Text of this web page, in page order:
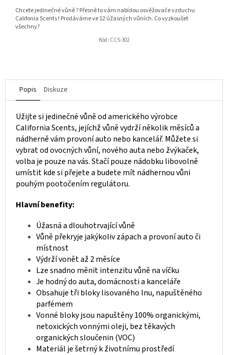
Chcete jedinečné vůně ? Přesně to vám nabídou osvěžovače vzduchu
Califonia Scents ! Prodáváme ve 12 úžasných vůních. Co vyzkoušet
všechny?
Kód: CCS-302
Popis Diskuze
Užijte si jedinečné vůně od amerického výrobce
California Scents, jejíchž vůně vydrží několik měsíců a
nádherně vám provoní auto nebo kancelář. Můžete si
vybrat od ovocných vůní, nového auta nebo žvýkaček,
volba je pouze na vás. Stačí pouze nádobku libovolně
umístit kde si přejete a budete mít nádhernou vůni
pouhým pootočením regulátoru.
Hlavní benefity:
Úžasná a dlouhotrvající vůně
Vůně překryje jakýkoliv zápach a provoní auto či
místnost
Výdrží vonět až 2 měsíce
Lze snadno měnit intenzitu vůně na víčku
Je hodný do auta, domácnosti a kanceláře
Obsahuje tři bloky lisovaného lnu, napuštěného
parfémem
Vonné bloky jsou napuštěny 100% organickými,
netoxických vonnými oleji, bez těkavých
organických sloučenin (VOC)
Materiál je šetrný k životnímu prostředí